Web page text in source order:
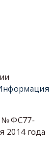
№ ФС77-
2014 года